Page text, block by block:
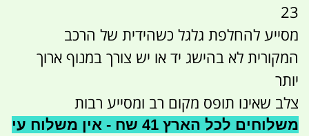
23
מסייע להחלפת גלגל כשהידית של הרכב
המקורית לא בהישג יד או יש צורך במנוף ארוך
יותר
צלב שאינו תופס מקום רב ומסייע רבות
משלוחים לכל הארץ 41 שח - אין משלוח עי